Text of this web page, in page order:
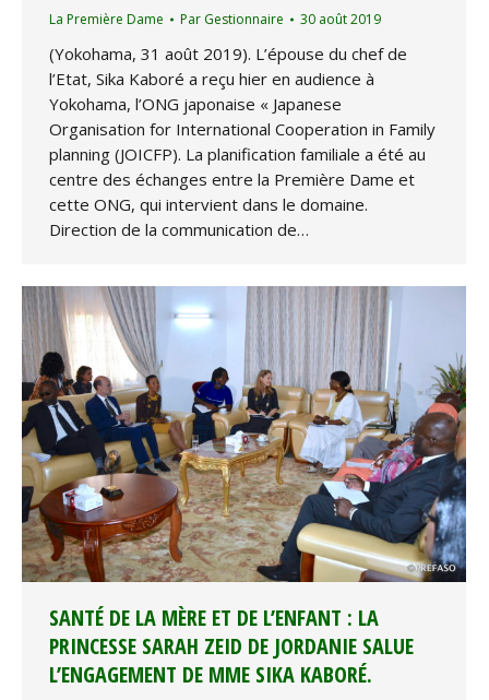
La Première Dame Par Gestionnaire 30 août 2019
(Yokohama, 31 août 2019). L’épouse du chef de
l’Etat, Sika Kaboré a reçu hier en audience à
Yokohama, l’ONG japonaise « Japanese
Organisation for International Cooperation in Family
planning (JOICFP). La planification familiale a été au
centre des échanges entre la Première Dame et
cette ONG, qui intervient dans le domaine.
Direction de la communication de…
SANTÉ DE LA MÈRE ET DE L’ENFANT : LA
PRINCESSE SARAH ZEID DE JORDANIE SALUE
L’ENGAGEMENT DE MME SIKA KABORÉ.